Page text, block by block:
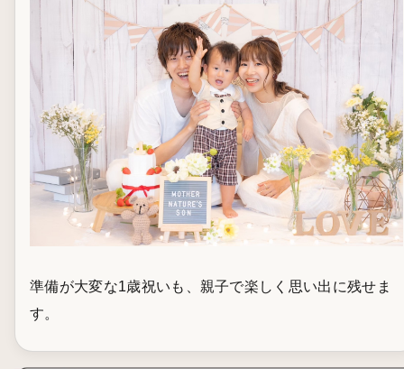
準備が大変な1歳祝いも、親子で楽しく思い出に残せま
す。